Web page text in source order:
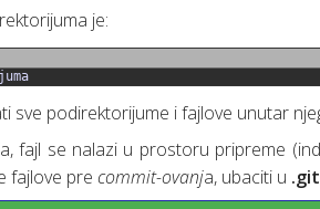
je:
sve podirektorijume i fajlove unutar
fajl se nalazi u prostoru pripreme
fajlove pre commit-ovanja, ubaciti u